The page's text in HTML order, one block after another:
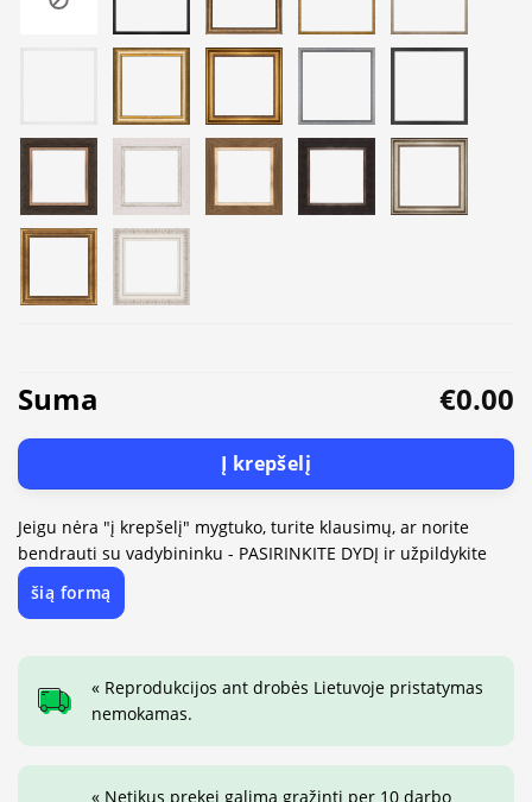
Suma €0.00
Į krepšelį
Jeigu nėra "į krepšelį" mygtuko, turite klausimų, ar norite
bendrauti su vadybininku - PASIRINKITE DYDĮ ir užpildykite
šią formą
« Reprodukcijos ant drobės Lietuvoje pristatymas
nemokamas.
« Netikus prekei galima grąžinti per 10 darbo